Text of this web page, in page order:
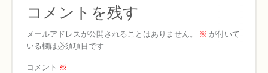
コメントを残す
メールアドレスが公開されることはありません。 ※ が付いて
いる欄は必須項目です
コメント ※